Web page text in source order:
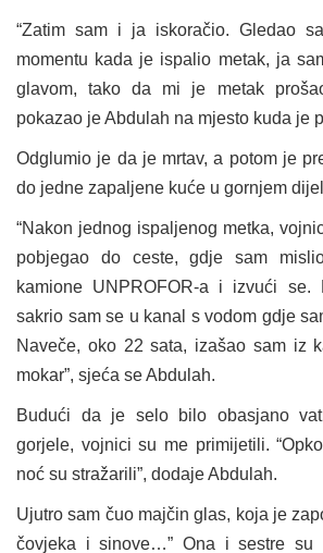
“Zatim sam i ja iskoračio. Gledao
momentu kada je ispalio metak, ja
glavom, tako da mi je metak
pokazao je Abdulah na mjesto kuda je
Odglumio je da je mrtav, a potom je
do jedne zapaljene kuće u gornjem
“Nakon jednog ispaljenog metka,
pobjegao do ceste, gdje sam
kamione UNPROFOR-a i izvući
sakrio sam se u kanal s vodom gdje
Naveče, oko 22 sata, izašao sam iz
mokar”, sjeća se Abdulah.
Budući da je selo bilo obasjano
gorjele, vojnici su me primijetili.
noć su stražarili”, dodaje Abdulah.
Ujutro sam čuo majčin glas, koja je
čovjeka i sinove…” Ona i sestre su